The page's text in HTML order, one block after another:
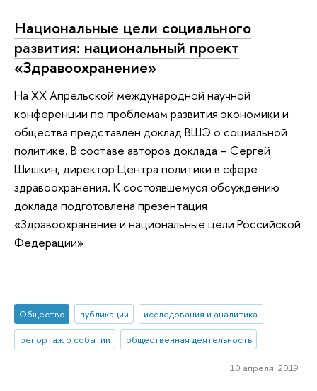
Национальные цели социального
развития: национальный проект
«Здравоохранение»
На XX Апрельской международной научной
конференции по проблемам развития экономики и
общества представлен доклад ВШЭ о социальной
политике. В составе авторов доклада – Сергей
Шишкин, директор Центра политики в сфере
здравоохранения. К состоявшемуся обсуждению
доклада подготовлена презентация
«Здравоохранение и национальные цели Российской
Федерации»
Общество публикации
исследования и аналитика
репортаж о событии
общественная деятельность
10 апреля 2019